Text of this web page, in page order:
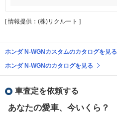
[ 情報提供：(株)リクルート ]
ホンダ N-WGNカスタムのカタログを見る
ホンダ N-WGNのカタログを見る
車査定を依頼する
あなたの愛車、今いくら？